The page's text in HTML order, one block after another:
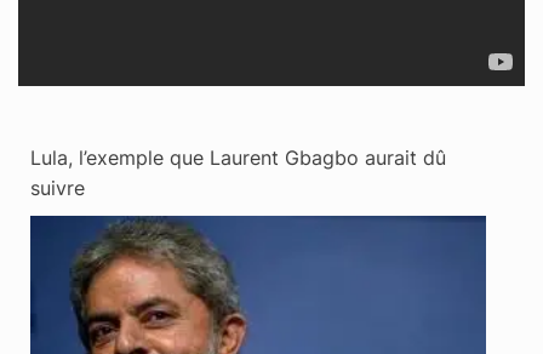
Lula, l’exemple que Laurent Gbagbo aurait dû
suivre